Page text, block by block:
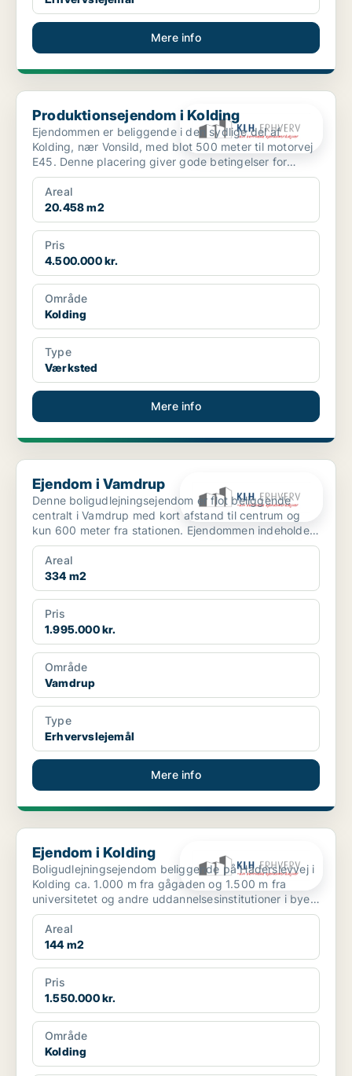
Mere info
Produktionsejendom i Kolding
Produktionsejendom i Kolding
Ejendommen er beliggende i den sydlige del af
Kolding, nær Vonsild, med blot 500 meter til motorvej
E45. Denne placering giver gode betingelser for
erhvervsm...
Areal
20.458 m2
Pris
4.500.000 kr.
Område
Kolding
Type
Værksted
Mere info
Ejendom i Vamdrup
Ejendom i Vamdrup
Denne boligudlejningsejendom er flot beliggende
centralt i Vamdrup med kort afstand til centrum og
kun 600 meter fra stationen. Ejendommen indeholder i
a...
Areal
334 m2
Pris
1.995.000 kr.
Område
Vamdrup
Type
Erhvervslejemål
Mere info
Ejendom i Kolding
Ejendom i Kolding
Boligudlejningsejendom beliggende på Haderslevvej i
Kolding ca. 1.000 m fra gågaden og 1.500 m fra
universitetet og andre uddannelsesinstitutioner i byen.
...
Areal
144 m2
Pris
1.550.000 kr.
Område
Kolding